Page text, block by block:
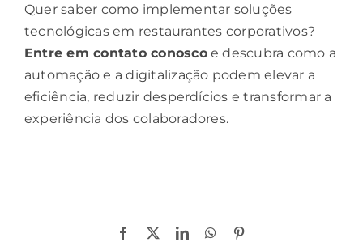
Quer saber como implementar soluções
tecnológicas em restaurantes corporativos?
Entre em contato conoscoe descubra como a
automação e a digitalização podem elevar a
eficiência, reduzir desperdícios e transformar a
experiência dos colaboradores.
Facebook
X LinkedInWhatsApp